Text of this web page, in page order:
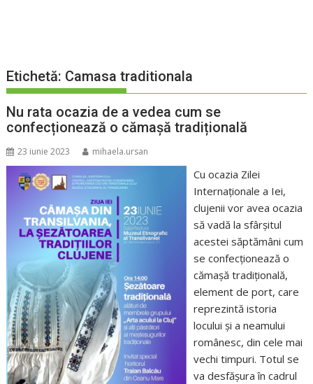
Etichetă: Camasa traditionala
Nu rata ocazia de a vedea cum se
confecționează o cămașă tradițională
23 iunie 2023 mihaela.ursan
Cu ocazia Zilei
Internaționale a Iei,
clujenii vor avea ocazia
să vadă la sfârșitul
acestei săptămâni cum
se confecționează o
cămașă tradițională,
element de port, care
reprezintă istoria
locului şi a neamului
românesc, din cele mai
vechi timpuri. Totul se
va desfășura în cadrul